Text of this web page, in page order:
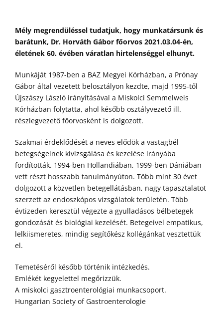
Mély megrendüléssel tudatjuk, hogy munkatársunk és
barátunk, Dr. Horváth Gábor főorvos 2021.03.04-én,
életének 60. évében váratlan hirtelenséggel elhunyt.
Munkáját 1987-ben a BAZ Megyei Kórházban, a Prónay
Gábor által vezetett belosztályon kezdte, majd 1995-től
Újszászy László irányításával a Miskolci Semmelweis
Kórházban folytatta, ahol később osztályvezető ill.
részlegvezető főorvosként is dolgozott.
Szakmai érdeklődését a neves elődök a vastagbél
betegségeinek kivizsgálása és kezelése irányába
fordították. 1994-ben Hollandiában, 1999-ben Dániában
vett részt hosszabb tanulmányúton. Több mint 30 évet
dolgozott a közvetlen betegellátásban, nagy tapasztalatot
szerzett az endoszkópos vizsgálatok területén. Több
évtizeden keresztül végezte a gyulladásos bélbetegek
gondozását és biológiai kezelését. Betegeivel empatikus,
lelkiismeretes, mindig segítőkész kollégánkat vesztettük
el.
Temetéséről később történik intézkedés.
Emlékét kegyelettel megőrizzük.
A miskolci gasztroenterológiai munkacsoport.
Hungarian Society of Gastroenterologie